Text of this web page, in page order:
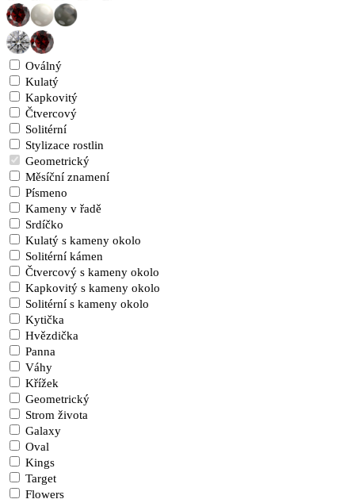
Oválný
Kulatý
Kapkovitý
Čtvercový
Solitérní
Stylizace rostlin
Geometrický
Měsíční znamení
Písmeno
Kameny v řadě
Srdíčko
Kulatý s kameny okolo
Solitérní kámen
Čtvercový s kameny okolo
Kapkovitý s kameny okolo
Solitérní s kameny okolo
Kytička
Hvězdička
Panna
Váhy
Křížek
Geometrický
Strom života
Galaxy
Oval
Kings
Target
Flowers